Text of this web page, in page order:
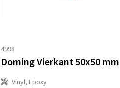
4998
Doming Vierkant 50x50 mm
Vinyl, Epoxy